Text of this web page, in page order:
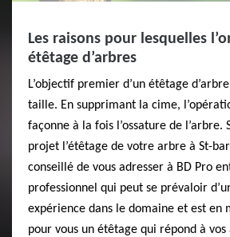
Les raisons pour lesquelles
étêtage d’arbres
L’objectif premier d’un étêtage
taille. En supprimant la cime,
façonne à la fois l’ossature de l’arbre.
projet l’étêtage de votre arbre à St-
conseillé de vous adresser à BD Pro
professionnel qui peut se prévaloir
expérience dans le domaine et est en
pour vous un étêtage qui répond à